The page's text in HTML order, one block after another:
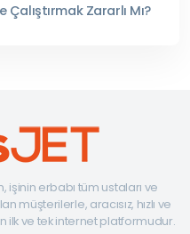
Zararlı Mı?
işinin erbabı tüm ustaları ve
müşterilerle, aracısız, hızlı ve
ilk ve tek internet platformudur.